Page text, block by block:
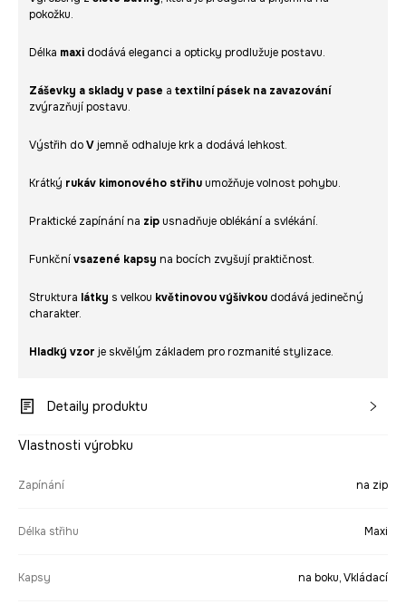
pokožku.
Délka maxi dodává eleganci a opticky prodlužuje postavu.
Záševky a sklady v pase a textilní pásek na zavazování
zvýrazňují postavu.
Výstřih doVjemně odhaluje krk a dodává lehkost.
Krátký rukáv kimonového střihu umožňuje volnost pohybu.
Praktické zapínání na zip usnadňuje oblékání a svlékání.
Funkčnívsazené kapsy na bocích zvyšují praktičnost.
Struktura látky s velkou květinovou výšivkou dodává jedinečný
charakter.
Hladký vzor je skvělým základem pro rozmanité stylizace.
Detaily produktu
Vlastnosti výrobku
Zapínání na zip
Délka střihu Maxi
Kapsy na boku, Vkládací